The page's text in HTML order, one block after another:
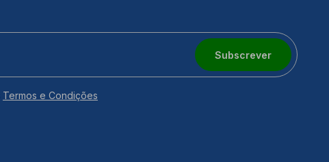
Subscrever
Termos e Condições